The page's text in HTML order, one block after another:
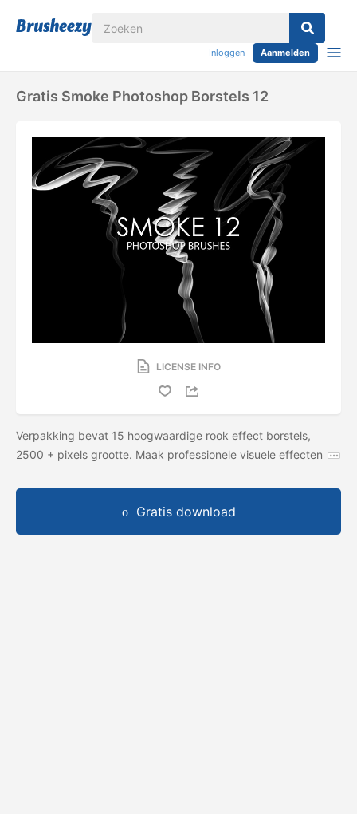
Inloggen Aanmelden
Gratis Smoke Photoshop Borstels 12
LICENSE INFO
Verpakking bevat 15 hoogwaardige rook effect borstels,
2500 + pixels grootte. Maak professionele visuele effecten
Gratis download